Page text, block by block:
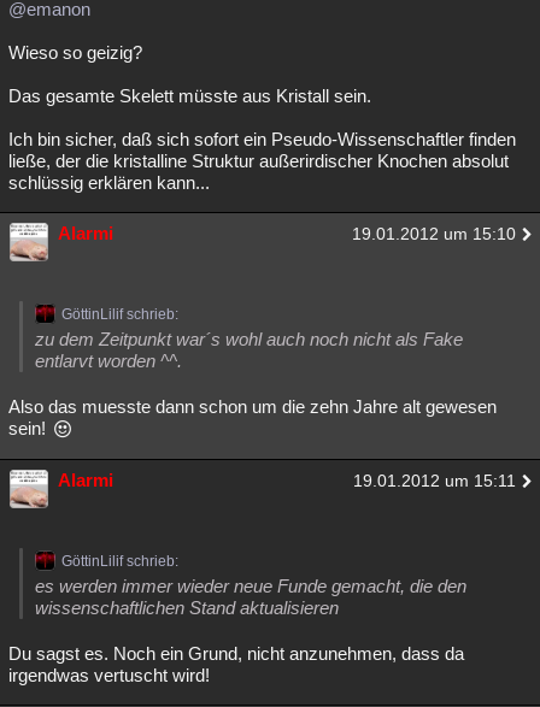
@emanon
Wieso so geizig?
Das gesamte Skelett müsste aus Kristall sein.
Ich bin sicher, daß sich sofort ein Pseudo-Wissenschaftler finden
ließe, der die kristalline Struktur außerirdischer Knochen absolut
schlüssig erklären kann...
Alarmi 19.01.2012 um 15:10
GöttinLilif schrieb:
zu dem Zeitpunkt war´s wohl auch noch nicht als Fake
entlarvt worden ^^.
Also das muesste dann schon um die zehn Jahre alt gewesen
sein!
Alarmi 19.01.2012 um 15:11
GöttinLilif schrieb:
es werden immer wieder neue Funde gemacht, die den
wissenschaftlichen Stand aktualisieren
Du sagst es. Noch ein Grund, nicht anzunehmen, dass da
irgendwas vertuscht wird!